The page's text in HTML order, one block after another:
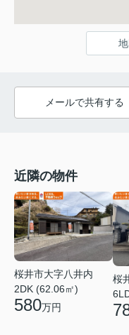
メールで共有する
近隣の物件
桜井市大字八井内
2DK (62.06㎡)
580万円
桜